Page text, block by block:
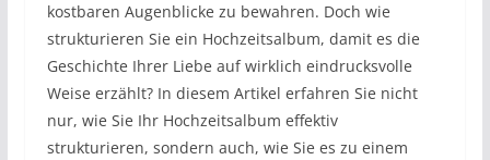
kostbaren Augenblicke zu bewahren. Doch wie
strukturieren Sie ein Hochzeitsalbum, damit es die
Geschichte Ihrer Liebe auf wirklich eindrucksvolle
Weise erzählt? In diesem Artikel erfahren Sie nicht
nur, wie Sie Ihr Hochzeitsalbum effektiv
strukturieren, sondern auch, wie Sie es zu einem